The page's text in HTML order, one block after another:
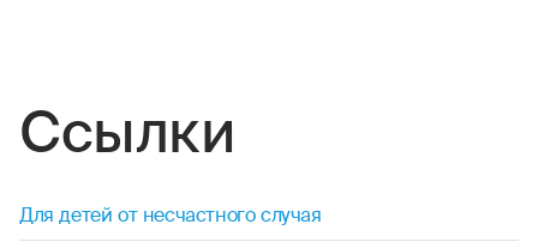
Ссылки
Для детей от несчастного случая